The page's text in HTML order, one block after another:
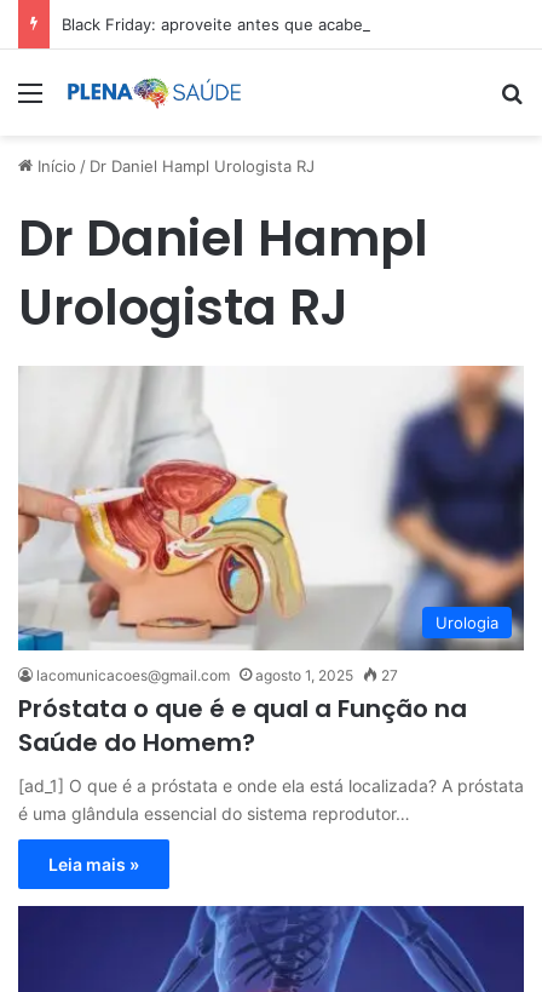
Black Friday: aproveite antes que acabe
Menu
Início / Dr Daniel Hampl Urologista RJ
Dr Daniel Hampl
Urologista RJ
Urologia
lacomunicacoes@gmail.com agosto 1, 2025 27
Próstata o que é e qual a Função na
Saúde do Homem?
[ad_1] O que é a próstata e onde ela está localizada? A próstata
é uma glândula essencial do sistema reprodutor…
Leia mais »